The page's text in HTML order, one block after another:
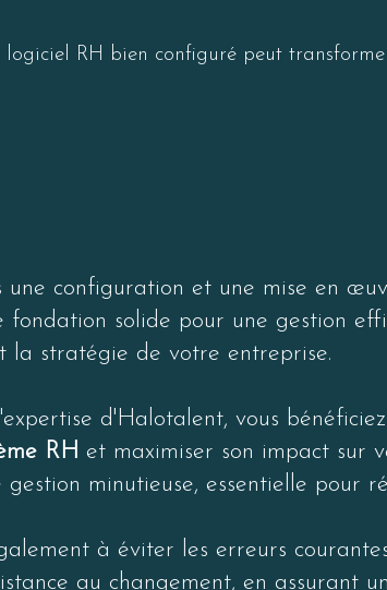
logiciel RH bien configuré peut
une configuration et une mise en
solide pour une gestion
la stratégie de votre entreprise.
d'Halotalent, vous
RH et maximiser son impact sur
minutieuse, essentielle pour
à éviter les erreurs
au changement, en assurant